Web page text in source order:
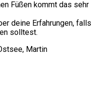
Füßen kommt das sehr
deine Erfahrungen, falls
solltest.
Martin